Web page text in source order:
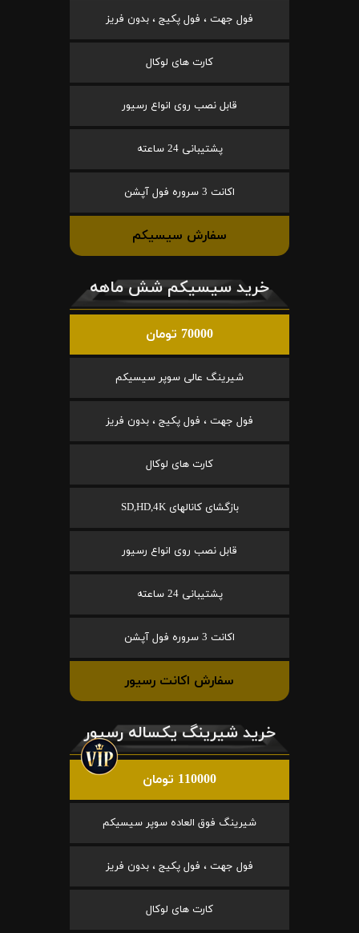
فول جهت ، فول پکیج ، بدون فریز
کارت های لوکال
قابل نصب روی انواع رسیور
پشتیبانی 24 ساعته
اکانت 3 سروره فول آپشن
سفارش سیسیکم
خرید سیسیکم شش ماهه
70000 تومان
شیرینگ عالی سوپر سیسیکم
فول جهت ، فول پکیج ، بدون فریز
کارت های لوکال
بازگشای کانالهای SD,HD,4K
قابل نصب روی انواع رسیور
پشتیبانی 24 ساعته
اکانت 3 سروره فول آپشن
سفارش اکانت رسیور
خرید شیرینگ یکساله رسیور
110000 تومان
شیرینگ فوق العاده سوپر سیسیکم
فول جهت ، فول پکیج ، بدون فریز
کارت های لوکال